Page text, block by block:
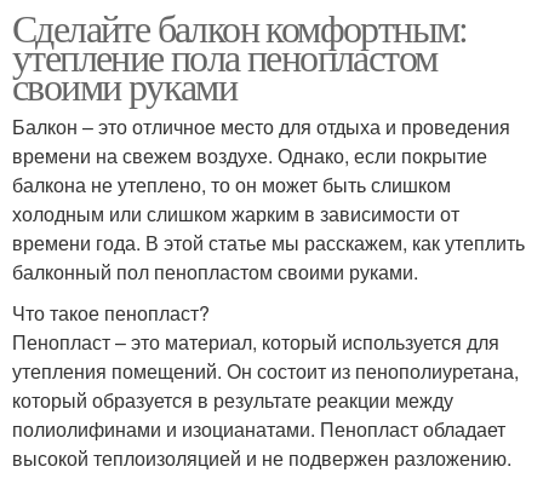
Сделайте балкон комфортным:
утепление пола пенопластом
своими руками
Балкон – это отличное место для отдыха и проведения
времени на свежем воздухе. Однако, если покрытие
балкона не утеплено, то он может быть слишком
холодным или слишком жарким в зависимости от
времени года. В этой статье мы расскажем, как утеплить
балконный пол пенопластом своими руками.
Что такое пенопласт?
Пенопласт – это материал, который используется для
утепления помещений. Он состоит из пенополиуретана,
который образуется в результате реакции между
полиолифинами и изоцианатами. Пенопласт обладает
высокой теплоизоляцией и не подвержен разложению.